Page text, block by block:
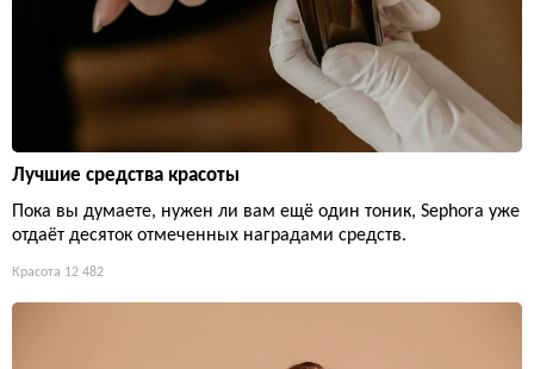
Лучшие средства красоты
Пока вы думаете, нужен ли вам ещё один тоник, Sephora уже
отдаёт десяток отмеченных наградами средств.
Красота 12 482